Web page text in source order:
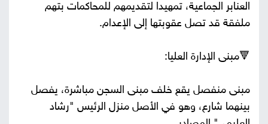
العنابر الجماعية، تمهيدا لتقديمهم للمحاكمات بتهم
ملفقة قد تصل عقوبتها إلى الإعدام.
🔻مبنى الإدارة العليا:
مبنى منفصل يقع خلف مبنى السجن مباشرة، يفصل
بينهما شارع، وهو في الأصل منزل الرئيس "رشاد